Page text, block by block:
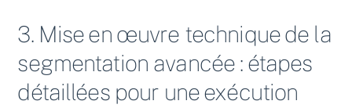
3. Mise en œuvre technique de la
segmentation avancée : étapes
détaillées pour une exécution